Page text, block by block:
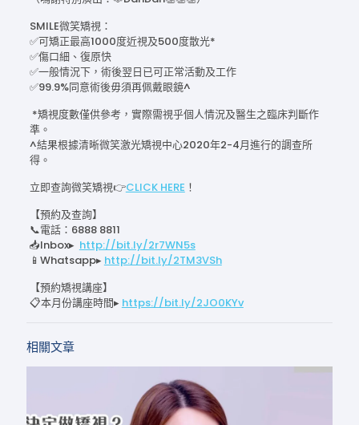
SMILE微笑矯視：
✅可矯正最高1000度近視及500度散光*
✅傷口細、復原快
✅一般情況下，術後翌日已可正常活動及工作
✅99.9%同意術後毋須再佩戴眼鏡^
*矯視度數僅供參考，實際需視乎個人情況及醫生之臨床判斷作
準。
^結果根據清晰微笑激光矯視中心2020年2-4月進行的調查所
得。
立即查詢微笑矯視👉CLICK HERE ！
【預約及查詢】
📞電話：6888 8811
📥Inbox▸ http://bit.ly/2r7WN5s
📱Whatsapp▸ http://bit.ly/2TM3VSh
【預約矯視講座】
📋本月份講座時間▸ https://bit.ly/2JO0KYv
相關文章